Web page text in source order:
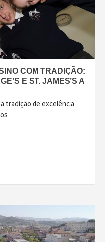
COM TRADIÇÃO:
E ST. JAMES’S A
tradição de excelência